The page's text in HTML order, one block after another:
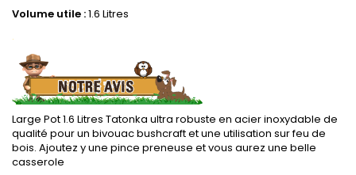
Volume utile :1.6 Litres
.
Large Pot 1.6 Litres Tatonka ultra robuste en acier inoxydable de
qualité pour un bivouac bushcraft et une utilisation sur feu de
bois. Ajoutez y une pince preneuse et vous aurez une belle
casserole